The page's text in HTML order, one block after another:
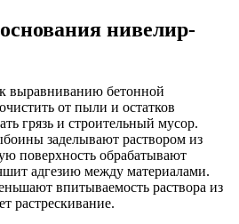
нивелир-
выравниванию бетонной
от пыли и остатков
грязь и строительный мусор.
заделывают раствором из
поверхность обрабатывают
адгезию между материалами.
впитываемость раствора из
растрескивание.